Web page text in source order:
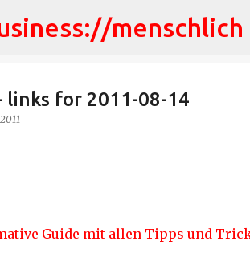
Direkt
menschlich
links for 2011-08-14
Guide mit allen Tipps und